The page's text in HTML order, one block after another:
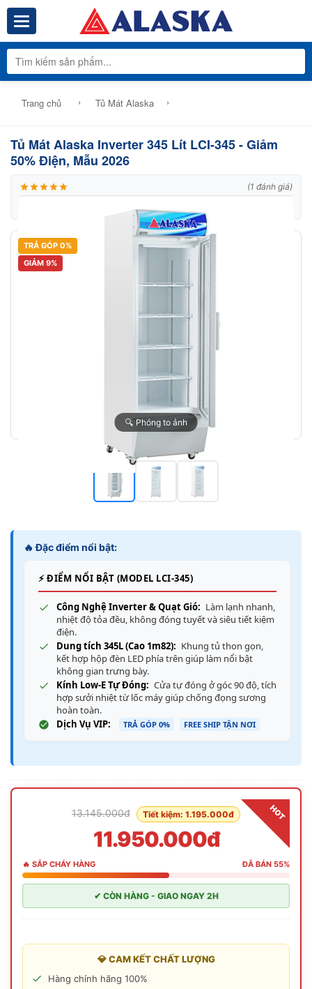
Toggle navigation Tổng Kho
Trang chủ › Tủ Mát Alaska ›
TRẢ GÓP 0%
GIẢM 9%
🔍 Phóng to ảnh
🔥 Đặc điểm nổi bật:
⚡ ĐIỂM NỔI BẬT (MODEL LCI-345)
Công Nghệ Inverter & Quạt Gió: Làm lạnh nhanh,
nhiệt độ tỏa đều, không đóng tuyết và siêu tiết kiệm
điện.
Dung tích 345L (Cao 1m82): Khung tủ thon gọn,
kết hợp hộp đèn LED phía trên giúp làm nổi bật
không gian trưng bày.
Kính Low-E Tự Đóng: Cửa tự đóng ở góc 90 độ, tích
hợp sưởi nhiệt từ lốc máy giúp chống đọng sương
hoàn toàn.
Dịch Vụ VIP:
TRẢ GÓP 0% FREE SHIP TẬN NƠI
Tủ Mát Alaska Inverter 345 Lít LCI-345 - Giảm
50% Điện, Mẫu 2026
(1 đánh giá)
HOT
13.145.000đ Tiết kiệm: 1.195.000đ
11.950.000đ
🔥 SẮP CHÁY HÀNG ĐÃ BÁN 55%
✔ CÒN HÀNG - GIAO NGAY 2H
💎 CAM KẾT CHẤT LƯỢNG
Hàng chính hãng 100%